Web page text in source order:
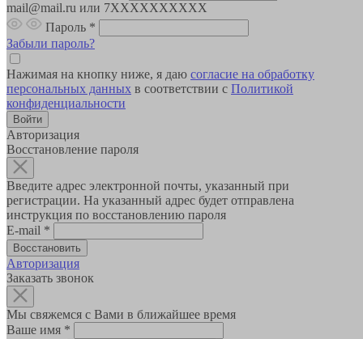
mail@mail.ru или 7XXXXXXXXXX
Пароль *
Забыли пароль?
Нажимая на кнопку ниже, я даю согласие на обработку
персональных данных в соответствии с Политикой
конфиденциальности
Авторизация
Восстановление пароля
Введите адрес электронной почты, указанный при
регистрации. На указанный адрес будет отправлена
инструкция по восстановлению пароля
E-mail *
Авторизация
Заказать звонок
Мы свяжемся с Вами в ближайшее время
Ваше имя *